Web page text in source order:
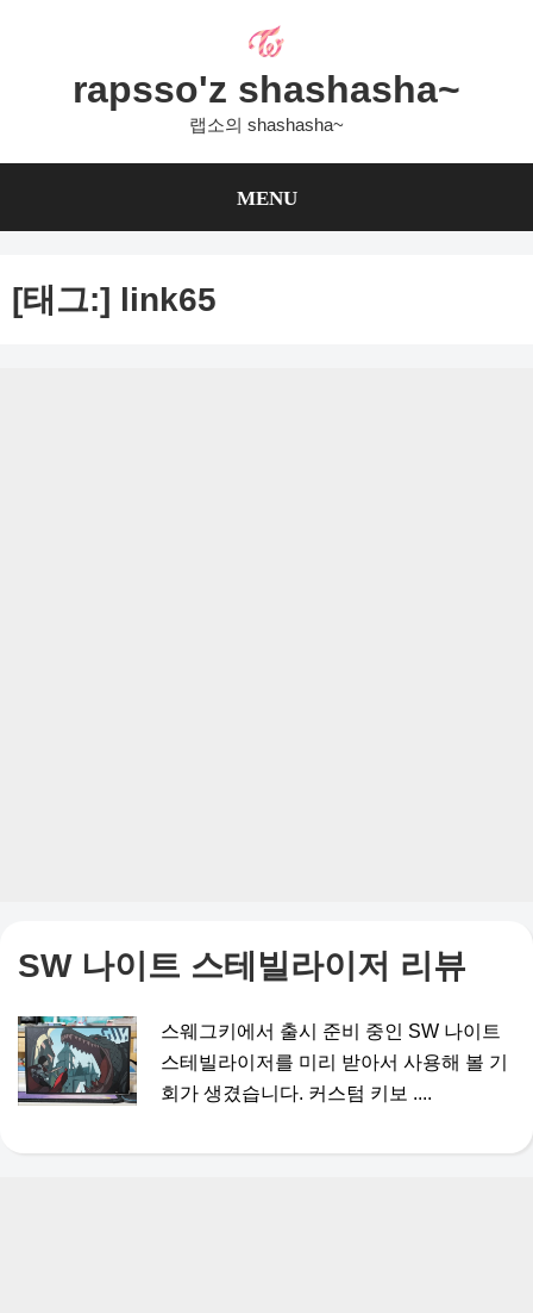
rapsso'z shashasha~
랩소의 shashasha~
MENU
[태그:] link65
SW 나이트 스테빌라이저 리뷰
스웨그키에서 출시 준비 중인 SW 나이트
스테빌라이저를 미리 받아서 사용해 볼 기
회가 생겼습니다. 커스텀 키보 ....